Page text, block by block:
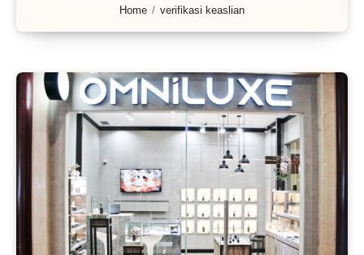
Home verifikasi keaslian